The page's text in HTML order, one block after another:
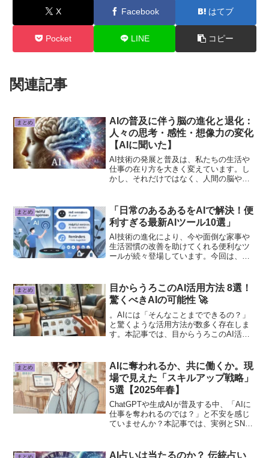
X Facebook はてブ
Pocket LINE コピー
関連記事
まとめ
AIの普及に伴う脳の進化と退化：
人々の思考・感性・想像力の変化
【AIに聞いた】
AI技術の発展と普及は、私たちの生活や
仕事の在り方を大きく変えています。し
かし、それだけではなく、人間の脳や思
まとめ
「日常のあるあるをAIで解決！便
利すぎる最新AIツール10選」
AI技術の進化により、今や面倒な家事や
生活習慣の改善を助けてくれる便利なツ
ールが続々登場しています。今回は、特
の口コミや使い方のコツも交えて解説し
ていきますので、ぜひ活用してみてくだ
さい。
まとめ
目からうろこのAI活用方法 8選！
驚くべきAIの可能性 🚀
。AIには「そんなことまでできるの？」
と驚くような活用方法が数多く存在しま
す。本記事では、目からうろこのAI活用
まとめ
AIに奪われるか、共に働くか。現
場で見えた「スキルアップ戦略」
5選【2025年春】
ChatGPTや生成AIが普及する中、「AIに
仕事を奪われるのでは？」と不安を感じ
ていませんか？本記事では、実例とSNS
AI占いは当たるのか？ 伝統占い